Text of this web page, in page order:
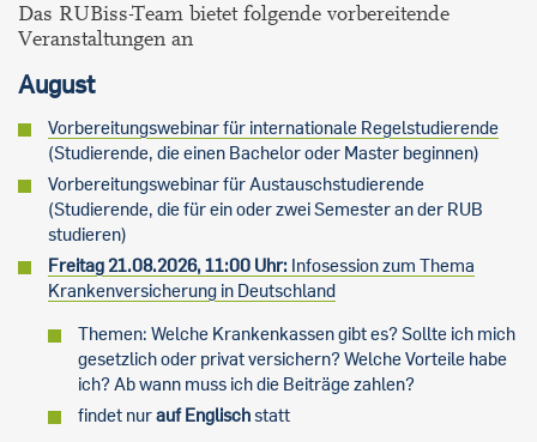
Das RUBiss-Team bietet folgende vorbereitende
Veranstaltungen an
August
Vorbereitungswebinar für internationale Regelstudierende
(Studierende, die einen Bachelor oder Master beginnen)
Vorbereitungswebinar für Austauschstudierende
(Studierende, die für ein oder zwei Semester an der RUB
studieren)
Freitag 21.08.2026, 11:00 Uhr: Infosession zum Thema
Krankenversicherung in Deutschland
Themen: Welche Krankenkassen gibt es? Sollte ich mich
gesetzlich oder privat versichern? Welche Vorteile habe
ich? Ab wann muss ich die Beiträge zahlen?
findet nurauf Englischstatt